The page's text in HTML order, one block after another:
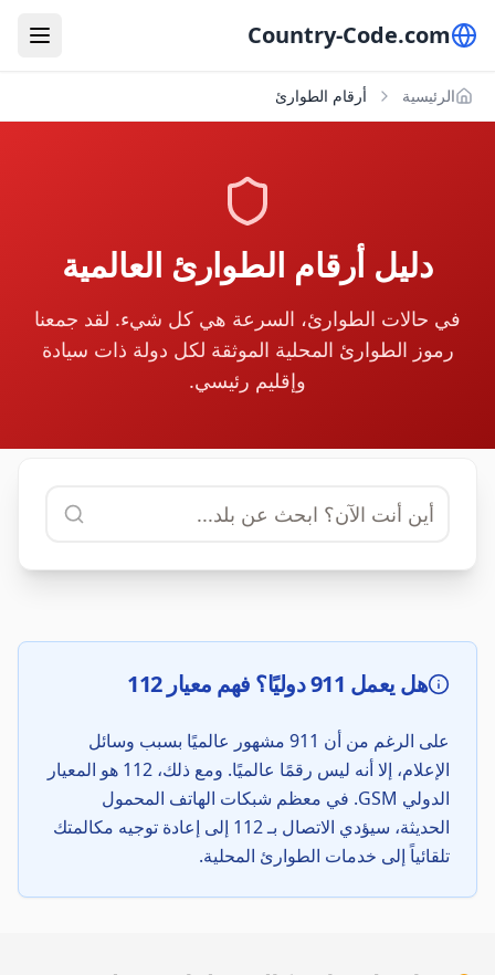
Country-Code.com
الرئيسية أرقام الطوارئ
دليل أرقام الطوارئ العالمية
في حالات الطوارئ، السرعة هي كل شيء. لقد جمعنا
رموز الطوارئ المحلية الموثقة لكل دولة ذات سيادة
وإقليم رئيسي.
هل يعمل 911 دوليًا؟ فهم معيار 112
على الرغم من أن 911 مشهور عالميًا بسبب وسائل
الإعلام، إلا أنه ليس رقمًا عالميًا. ومع ذلك، 112 هو المعيار
الدولي GSM. في معظم شبكات الهاتف المحمول
الحديثة، سيؤدي الاتصال بـ 112 إلى إعادة توجيه مكالمتك
تلقائياً إلى خدمات الطوارئ المحلية.